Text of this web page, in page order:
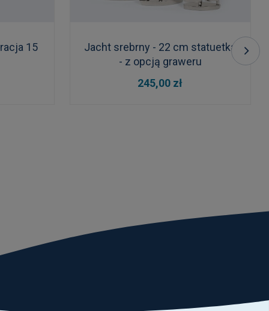
15
Jacht srebrny - 22 cm statuetka
- z opcją graweru
245,00 zł
DO KOSZYKA